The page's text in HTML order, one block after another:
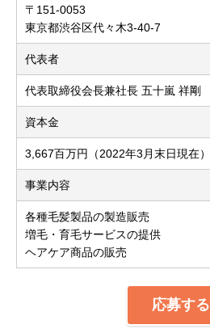
〒151-0053
東京都渋谷区代々木3-40-7
代表者
代表取締役会長兼社長 五十嵐 祥剛
資本金
3,667百万円（2022年3月末日現在）
事業内容
各種毛髪製品の製造販売
増毛・育毛サービスの提供
ヘアケア商品の販売
応募する